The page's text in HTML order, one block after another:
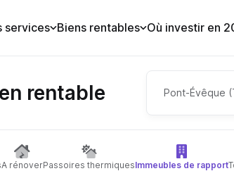
services Biens rentables Où investir en
rentable Pont-Évêque
A rénoverPassoires thermiquesImmeubles de rapport